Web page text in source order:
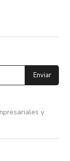
Enviar
y